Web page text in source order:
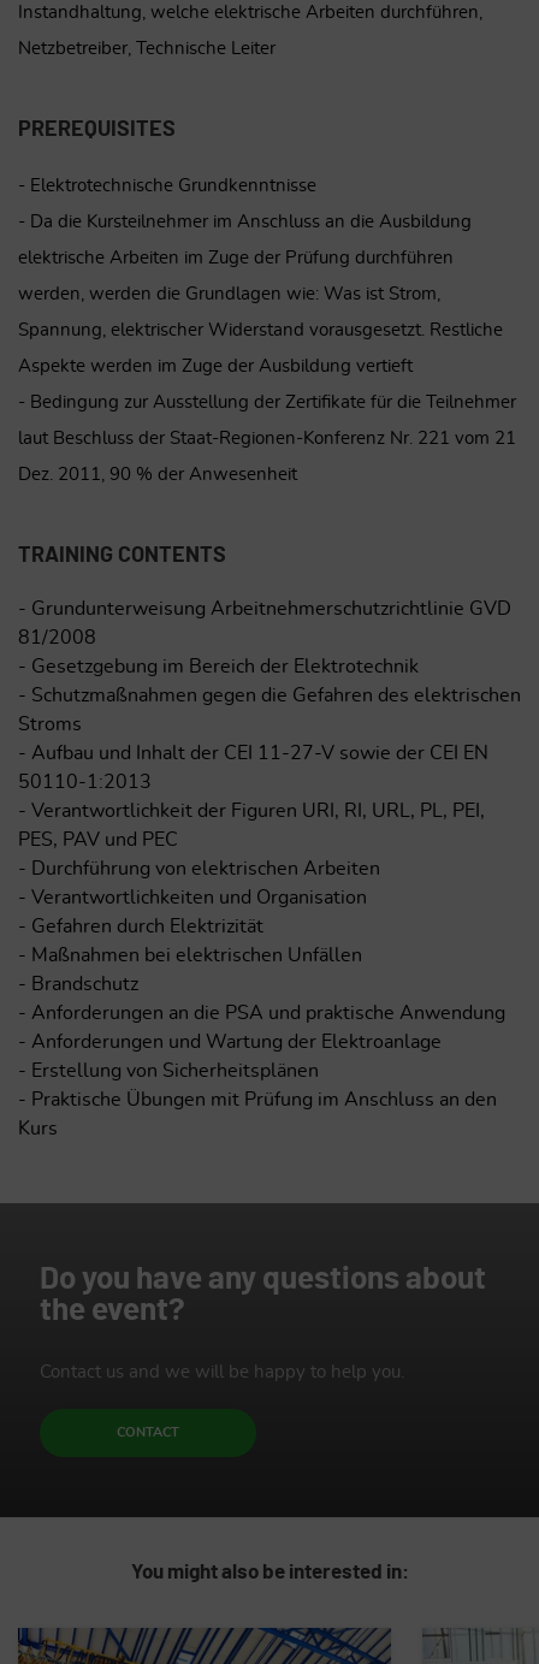
Instandhaltung, welche elektrische Arbeiten durchführen,
Netzbetreiber, Technische Leiter
PREREQUISITES
- Elektrotechnische Grundkenntnisse
- Da die Kursteilnehmer im Anschluss an die Ausbildung
elektrische Arbeiten im Zuge der Prüfung durchführen
werden, werden die Grundlagen wie: Was ist Strom,
Spannung, elektrischer Widerstand vorausgesetzt. Restliche
Aspekte werden im Zuge der Ausbildung vertieft
- Bedingung zur Ausstellung der Zertifikate für die Teilnehmer
laut Beschluss der Staat-Regionen-Konferenz Nr. 221 vom 21
Dez. 2011, 90 % der Anwesenheit
TRAINING CONTENTS
- Grundunterweisung Arbeitnehmerschutzrichtlinie GVD
81/2008
- Gesetzgebung im Bereich der Elektrotechnik
- Schutzmaßnahmen gegen die Gefahren des elektrischen
Stroms
- Aufbau und Inhalt der CEI 11-27-V sowie der CEI EN
50110-1:2013
- Verantwortlichkeit der Figuren URI, RI, URL, PL, PEI,
PES, PAV und PEC
- Durchführung von elektrischen Arbeiten
- Verantwortlichkeiten und Organisation
- Gefahren durch Elektrizität
- Maßnahmen bei elektrischen Unfällen
- Brandschutz
- Anforderungen an die PSA und praktische Anwendung
- Anforderungen und Wartung der Elektroanlage
- Erstellung von Sicherheitsplänen
- Praktische Übungen mit Prüfung im Anschluss an den
Kurs
Do you have any questions about
the event?
Contact us and we will be happy to help you.
CONTACT
You might also be interested in: